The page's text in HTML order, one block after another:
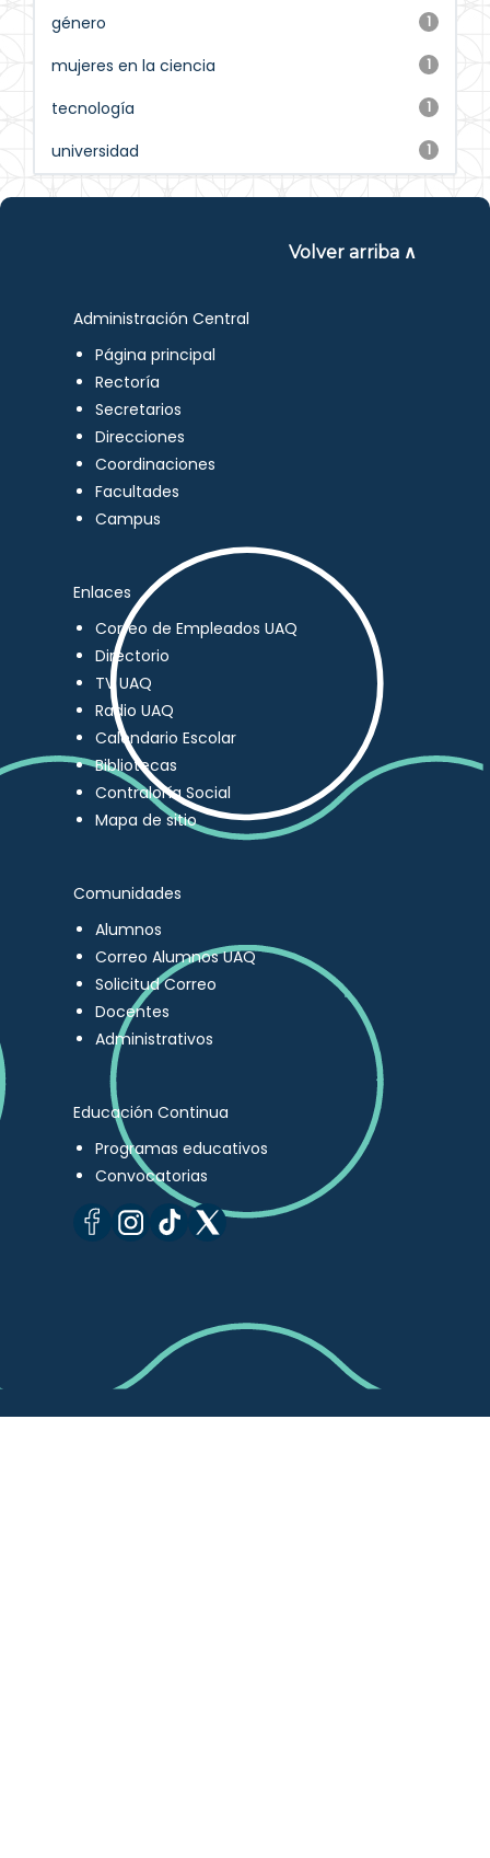
1
género
1
mujeres en la ciencia
1
tecnología
1
universidad
Volver arriba ∧
Administración Central
Página principal
Rectoría
Secretarios
Direcciones
Coordinaciones
Facultades
Campus
Enlaces
Correo de Empleados UAQ
Directorio
TV UAQ
Radio UAQ
Calendario Escolar
Bibliotecas
Contraloría Social
Mapa de sitio
Comunidades
Alumnos
Correo Alumnos UAQ
Solicitud Correo
Docentes
Administrativos
Educación Continua
Programas educativos
Convocatorias